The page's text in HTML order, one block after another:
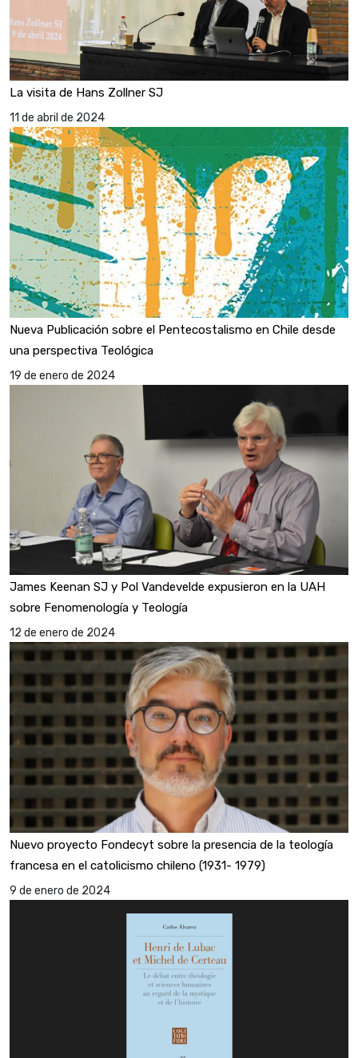
La visita de Hans Zollner SJ
11 de abril de 2024
Nueva Publicación sobre el Pentecostalismo en Chile desde
una perspectiva Teológica
19 de enero de 2024
James Keenan SJ y Pol Vandevelde expusieron en la UAH
sobre Fenomenología y Teología
12 de enero de 2024
Nuevo proyecto Fondecyt sobre la presencia de la teología
francesa en el catolicismo chileno (1931- 1979)
9 de enero de 2024